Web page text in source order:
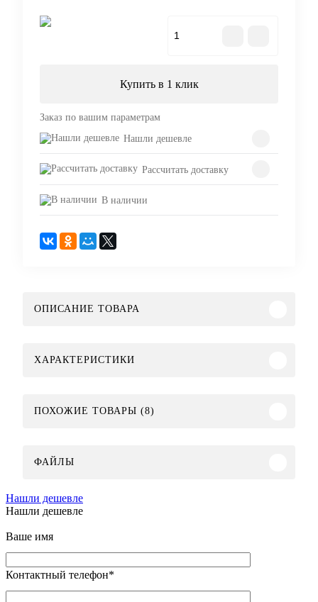
Купить в 1 клик
Заказ по вашим параметрам
Нашли дешевле
Рассчитать доставку
В наличии
ОПИСАНИЕ ТОВАРА
ХАРАКТЕРИСТИКИ
ПОХОЖИЕ ТОВАРЫ (8)
ФАЙЛЫ
Нашли дешевле
Нашли дешевле
Ваше имя
Контактный телефон*